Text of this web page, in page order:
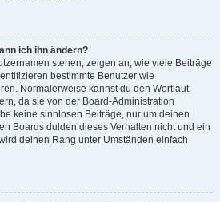
ich ihn ändern?
stehen, zeigen an, wie viele Beiträge
bestimmte Benutzer wie
Normalerweise kannst du den Wortlaut
da sie von der Board-Administration
keine sinnlosen Beiträge, nur um deinen
Boards dulden dieses Verhalten nicht und ein
deinen Rang unter Umständen einfach